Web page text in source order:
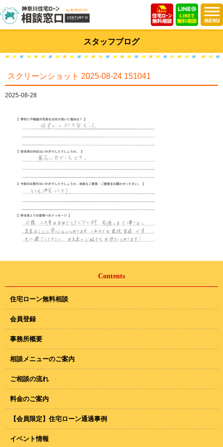
スタッフブログ
スクリーンショット 2025-08-24 151041
2025-08-28
Contents
住宅ローン無料相談
会員登録
事務所概要
相談メニューのご案内
ご相談の流れ
料金のご案内
【会員限定】住宅ローン通過事例
イベント情報